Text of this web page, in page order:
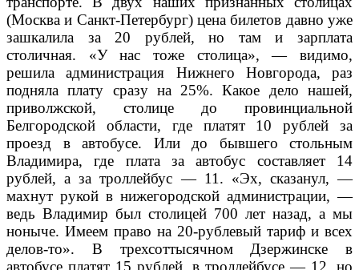
(Москва и Санкт-Петербург) цена билетов давно уже
зашкалила за 20 рублей, но там и зарплата
столичная. «У нас тоже столица», — видимо,
решила администрация Нижнего Новгорода, раз
подняла плату сразу на 25%. Какое дело нашей,
приволжской, столице до провинциальной
Белгородской области, где платят 10 рублей за
проезд в автобусе. Или до бывшего стольным
Владимира, где плата за автобус составляет 14
рублей, а за троллейбус — 11. «Эх, сказанул, —
махнут рукой в нижегородской администрации, —
ведь Владимир был столицей 700 лет назад, а мы
ноныче. Имеем право на 20-рублевый тариф и всех
делов-то». В трехсоттысячном Дзержинске в
автобусе платят 15 рублей, в троллейбусе — 12, но